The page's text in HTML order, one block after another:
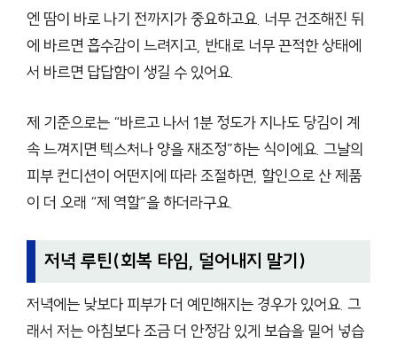
엔 땀이 바로 나기 전까지가 중요하고요. 너무 건조해진 뒤
에 바르면 흡수감이 느려지고, 반대로 너무 끈적한 상태에
서 바르면 답답함이 생길 수 있어요.
제 기준으로는 “바르고 나서 1분 정도가 지나도 당김이 계
속 느껴지면 텍스처나 양을 재조정”하는 식이에요. 그날의
피부 컨디션이 어떤지에 따라 조절하면, 할인으로 산 제품
이 더 오래 “제 역할”을 하더라구요.
저녁 루틴(회복 타임, 덜어내지 말기)
저녁에는 낮보다 피부가 더 예민해지는 경우가 있어요. 그
래서 저는 아침보다 조금 더 안정감 있게 보습을 밀어 넣습